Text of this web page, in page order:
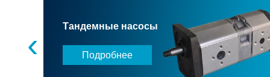
Тандемные насосы
Подробнее
‹